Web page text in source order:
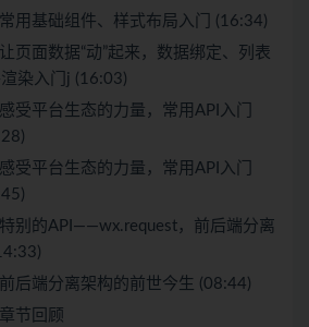
用基础组件、样式布局入门 (16:34)
页面数据“动”起来，数据绑定、列表
染入门j (16:03)
受平台生态的力量，常用API入门
受平台生态的力量，常用API入门
别的API——wx.request，前后端分离
后端分离架构的前世今生 (08:44)
节回顾